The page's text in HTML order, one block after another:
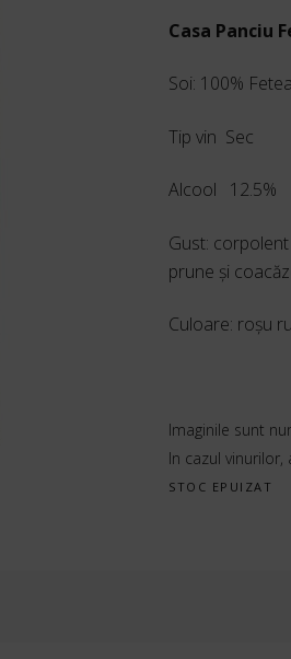
Casa Panciu
Soi: 100%
Tip vin Sec
Alcool 12.5%
Gust:
prune şi
Culoare: roşu
Imaginile sunt
In cazul
STOC EPUIZAT